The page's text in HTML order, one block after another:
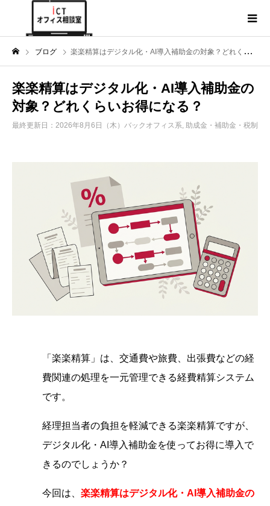
ブログ 楽楽精算はデジタル化・AI導入補助金の対象？どれくらいお得になる？
楽楽精算はデジタル化・AI導入補助金の
対象？どれくらいお得になる？
最終更新日：2026年8月6日（木） バックオフィス系 助成金・補助金・税制
「楽楽精算」は、交通費や旅費、出張費などの経
費関連の処理を一元管理できる経費精算システム
です。
経理担当者の負担を軽減できる楽楽精算ですが、
デジタル化・AI導入補助金を使ってお得に導入で
きるのでしょうか？
今回は、 楽楽精算はデジタル化・AI導入補助金の